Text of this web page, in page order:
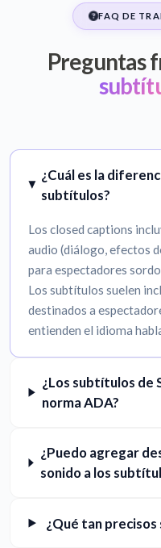
FAQ DE
Preguntas
¿Cuál es la
subtítulos?
Los closed captions
audio (diálogo, efectos
para espectadores
Los subtítulos suelen
destinados a
entienden el idioma
¿Los subtítulos de
norma ADA?
¿Puedo agregar
sonido a los
¿Qué tan